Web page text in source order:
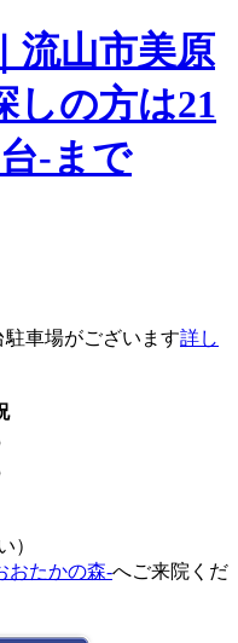
流山市美原
しの方は21
-まで
車場がございます詳し
）
おたかの森-へご来院くだ